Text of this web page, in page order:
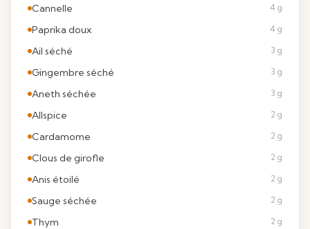
Cannelle 4 g
Paprika doux 4 g
Ail séché 3 g
Gingembre séché 3 g
Aneth séchée 3 g
Allspice 2 g
Cardamome 2 g
Clous de girofle 2 g
Anis étoilé 2 g
Sauge séchée 2 g
Thym 2 g